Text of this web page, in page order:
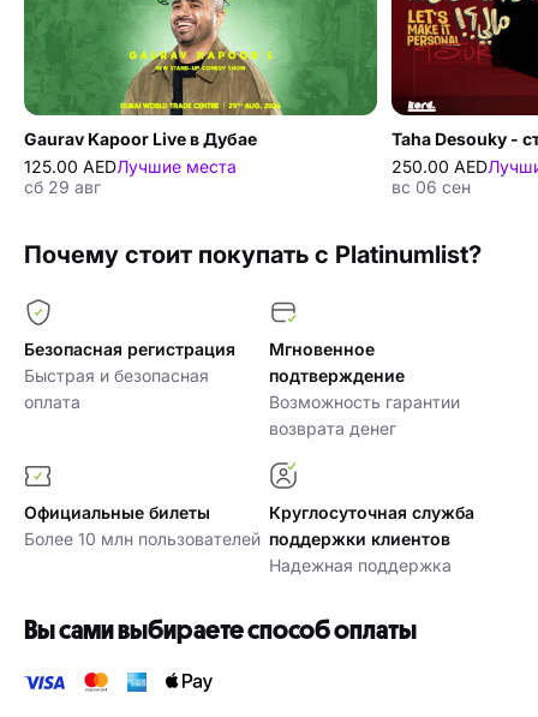
Gaurav Kapoor Live в Дубае
125.00 AEDЛучшие места
сб 29 авг
250.00 AED
вс 06 сен
Почему стоит покупать с Platinumlist?
Безопасная регистрация
Быстрая и безопасная
оплата
Мгновенное
подтверждение
Возможность гарантии
возврата денег
Официальные билеты
Более 10 млн пользователей
Круглосуточная служба
поддержки клиентов
Надежная поддержка
Вы сами выбираете способ оплаты